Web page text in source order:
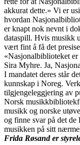
akkurat dette.» Vi er
hvordan
er knapt nok nevnt i
dataspill. Hvis musikk
vært fint å få det
«Nasjonalbiblioteket
Sira Myhre. Ja,
I mandatet deres står
kunnskap i Noreg.
tilgjengeleggjering av
Norsk
musikk og norske
og finne svar på det
musikken på sitt
Frida Røsand er s